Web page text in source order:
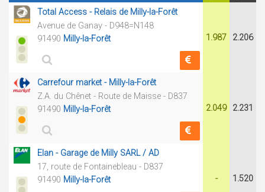
Total Access - Relais de Milly-la-Forêt
Avenue de Ganay - D948=N148
91490 Milly-la-Forêt 1.987 2.206
Carrefour market - Milly-la-Forêt
Z.A. du Chênet - Route de Maisse - D837
91490 Milly-la-Forêt 2.049 2.231
Elan - Garage de Milly SARL / AD
17, route de Fontainebleau - D837
91490 Milly-la-Forêt - 1.520